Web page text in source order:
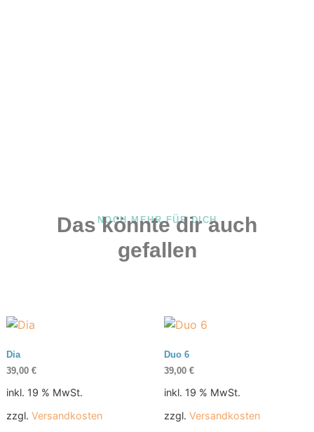
NOCH MEHR FÜR DICH
Das könnte dir auch
gefallen
Dia
39,00 €
inkl. 19 % MwSt.
zzgl. Versandkosten
Duo 6
39,00 €
inkl. 19 % MwSt.
zzgl. Versandkosten